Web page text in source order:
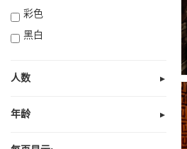
彩色
黑白
人数 ▼
1人
年龄 ▼